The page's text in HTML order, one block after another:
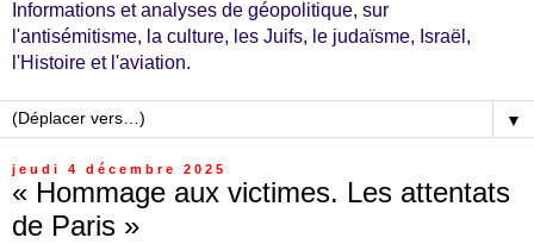
Informations et analyses de géopolitique, sur
l'antisémitisme, la culture, les Juifs, le judaïsme, Israël,
l'Histoire et l'aviation.
▼
jeudi 4 décembre 2025
« Hommage aux victimes. Les attentats
de Paris »